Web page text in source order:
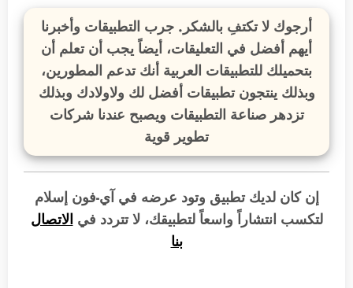
أرجوك لا تكتفِ بالشكر. جرب التطبيقات وأخبرنا
أيهم أفضل في التعليقات، أيضاً يجب أن تعلم أن
بتحميلك للتطبيقات العربية أنك تدعم المطورين،
وبذلك ينتجون تطبيقات أفضل لك ولاولادك وبذلك
تزدهر صناعة التطبيقات ويصبح عندنا شركات
تطوير قوية
إن كان لديك تطبيق وتود عرضه في آي-فون إسلام
لتكسب انتشاراً واسعاً لتطبيقك، لا تتردد في الاتصال
بنا